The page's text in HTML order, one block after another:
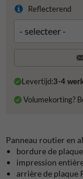
Reflecterend
Levertijd:3-4
Volumekorting?
Panneau routier en
bordure de plaque
impression
arrière de plaque